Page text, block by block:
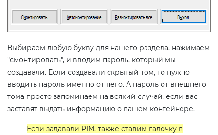
Выбираем любую букву для нашего раздела, нажимаем
"смонтировать", и вводим пароль, который мы
создавали. Если создавали скрытый том, то нужно
вводить пароль именно от него. А пароль от внешнего
тома просто запоминаем на всякий случай, если вас
заставят выдать информацию о вашем контейнере.
Если задавали PIM, также ставим галочку в